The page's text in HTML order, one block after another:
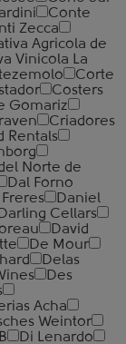
Conte
Zecca
Agricola de
Vinicola La
Corte
Costers
Gomariz
Criadores
Rentals
Norte de
Dal Forno
Daniel
Darling Cellars
David
De Mour
Delas
Des
Acha
Weintor
Di Lenardo